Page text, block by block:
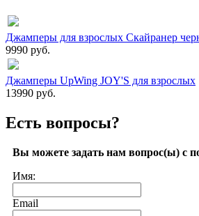
Джамперы для взрослых Скайранер
9990 руб.
Джамперы UpWing JOY'S для взрослых
13990 руб.
Есть вопросы?
Вы можете задать нам вопрос(ы)
Имя:
Email